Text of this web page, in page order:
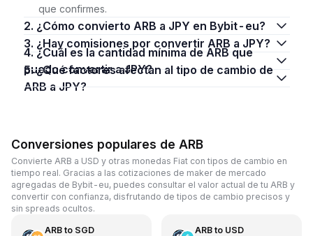
que confirmes.
2. ¿Cómo convierto ARB a JPY en Bybit-eu?
3. ¿Hay comisiones por convertir ARB a JPY?
4. ¿Cuál es la cantidad mínima de ARB que
puedo convertir a JPY?
5. ¿Qué factores afectan al tipo de cambio de
ARB a JPY?
Conversiones populares de ARB
Convierte ARB a USD y otras monedas Fiat con tipos de cambio en
tiempo real. Gracias a las cotizaciones de maker de mercado
agregadas de Bybit-eu, puedes consultar el valor actual de tu ARB y
convertir con confianza, disfrutando de tipos de cambio precisos y
sin spreads ocultos.
ARBto SGD ARBto USD